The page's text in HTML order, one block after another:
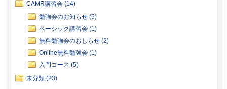
CAMR講習会 (14)
勉強会のお知らせ (5)
ベーシック講習会 (1)
無料勉強会のおしらせ (2)
Online無料勉強会 (1)
入門コース (5)
未分類 (23)